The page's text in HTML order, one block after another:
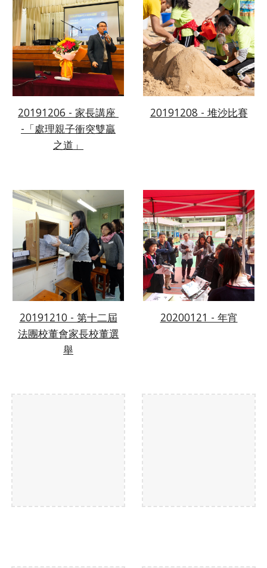
20191206 - 家長講座
-「處理親子衝突雙贏
之道」
20191208 - 堆沙比賽
20191210 - 第十二屆
法團校董會家長校董選
舉
20200121 - 年宵